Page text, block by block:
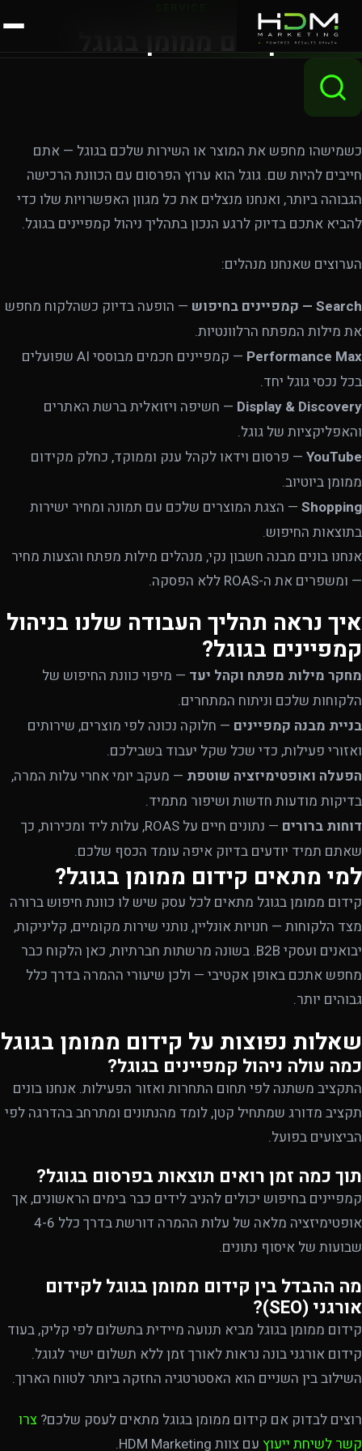
קידום ממומן בגוגל
כשמישהו מחפש את המוצר או השירות שלכם בגוגל — אתם
חייבים להיות שם. גוגל הוא ערוץ הפרסום עם הכוונת הרכישה
הגבוהה ביותר, ואנחנו מנצלים את כל מגוון האפשרויות שלו כדי
להביא אתכם בדיוק לרגע הנכון בתהליך ניהול קמפיינים בגוגל.
הערוצים שאנחנו מנהלים:
Search — קמפיינים בחיפוש
— הופעה בדיוק כשהלקוח מחפש
את מילות המפתח הרלוונטיות.
Performance Max
— קמפיינים חכמים מבוססי AI שפועלים
בכל נכסי גוגל יחד.
Display & Discovery — חשיפה ויזואלית ברשת האתרים
והאפליקציות של גוגל.
YouTube — פרסום וידאו לקהל ענק וממוקד, כחלק מקידום
ממומן ביוטיוב.
Shopping — הצגת המוצרים שלכם עם תמונה ומחיר ישירות
בתוצאות החיפוש.
אנחנו בונים מבנה חשבון נקי, מנהלים מילות מפתח והצעות מחיר
— ומשפרים את ה-ROAS ללא הפסקה.
איך נראה תהליך העבודה שלנו בניהול
קמפיינים בגוגל?
מחקר מילות מפתח וקהל יעד — מיפוי כוונת החיפוש של
הלקוחות שלכם וניתוח המתחרים.
בניית מבנה קמפיינים — חלוקה נכונה לפי מוצרים, שירותים
ואזורי פעילות, כדי שכל שקל יעבוד בשבילכם.
הפעלה ואופטימיזציה שוטפת — מעקב יומי אחרי עלות המרה,
בדיקות מודעות חדשות ושיפור מתמיד.
דוחות ברורים
— נתונים חיים על ROAS, עלות ליד ומכירות, כך
שאתם תמיד יודעים בדיוק איפה עומד הכסף שלכם.
למי מתאים קידום ממומן בגוגל?
קידום ממומן בגוגל מתאים לכל עסק שיש לו כוונת חיפוש ברורה
מצד הלקוחות — חנויות אונליין, נותני שירות מקומיים, קליניקות,
יבואנים ועסקי B2B. בשונה מרשתות חברתיות, כאן הלקוח כבר
מחפש אתכם באופן אקטיבי — ולכן שיעורי ההמרה בדרך כלל
גבוהים יותר.
שאלות נפוצות על קידום ממומן בגוגל
כמה עולה ניהול קמפיינים בגוגל?
התקציב משתנה לפי תחום התחרות ואזור הפעילות. אנחנו בונים
תקציב מדורג שמתחיל קטן, לומד מהנתונים ומתרחב בהדרגה לפי
הביצועים בפועל.
תוך כמה זמן רואים תוצאות בפרסום בגוגל?
קמפיינים בחיפוש יכולים להניב לידים כבר בימים הראשונים, אך
אופטימיזציה מלאה של עלות ההמרה דורשת בדרך כלל 4-6
שבועות של איסוף נתונים.
מה ההבדל בין קידום ממומן בגוגל לקידום
אורגני (SEO)?
קידום ממומן בגוגל מביא תנועה מיידית בתשלום לפי קליק, בעוד
קידום אורגני בונה נראות לאורך זמן ללא תשלום ישיר לגוגל.
השילוב בין השניים הוא האסטרטגיה החזקה ביותר לטווח הארוך.
רוצים לבדוק אם קידום ממומן בגוגל מתאים לעסק שלכם? צרו
קשר לשיחת ייעוץ עם צוות HDM Marketing.